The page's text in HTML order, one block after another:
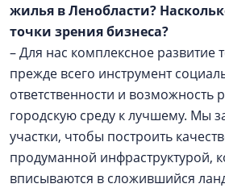
жилья в Ленобласти?
точки зрения бизнеса?
– Для нас комплексное развитие
прежде всего инструмент
ответственности и возможность
городскую среду к лучшему. Мы
участки, чтобы построить
продуманной инфраструктурой,
вписываются в сложившийся